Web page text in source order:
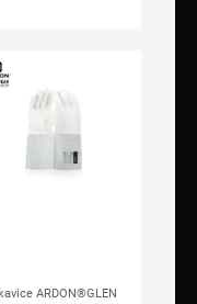
ARDON®GLEN